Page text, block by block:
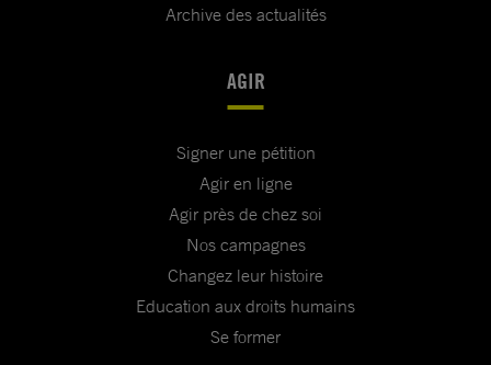
Archive des actualités
AGIR
Signer une pétition
Agir en ligne
Agir près de chez soi
Nos campagnes
Changez leur histoire
Education aux droits humains
Se former